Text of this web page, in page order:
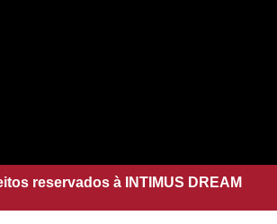
reservados à INTIMUS DREAM